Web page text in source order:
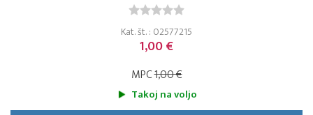
Kat. št. : 02577215
1,00 €
MPC1,00 €
Takoj na voljo